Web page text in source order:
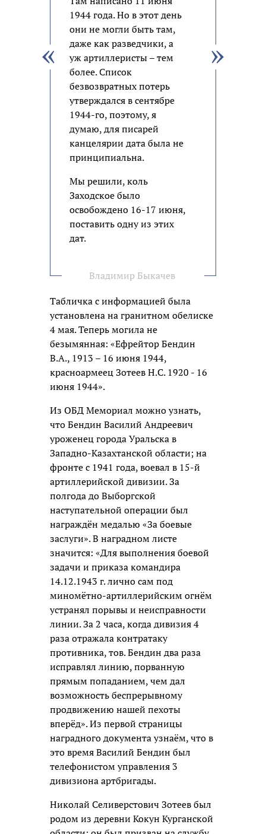
1944 года. Но в этот день
они не могли быть там,
даже как разведчики, а
уж артиллеристы – тем
более. Список
безвозвратных потерь
утверждался в сентябре
1944-го, поэтому, я
думаю, для писарей
канцелярии дата была не
принципиальна.
Мы решили, коль
Заходское было
освобождено 16-17 июня,
поставить одну из этих
дат.
Владимир Быкачев
Табличка с информацией была
установлена на гранитном обелиске
4 мая. Теперь могила не
безымянная: «Ефрейтор Бендин
В.А., 1913 – 16 июня 1944,
красноармеец Зотеев Н.С. 1920 - 16
июня 1944».
Из ОБД Мемориал можно узнать,
что Бендин Василий Андреевич
уроженец города Уральска в
Западно-Казахтанской области; на
фронте с 1941 года, воевал в 15-й
артиллерийской дивизии. За
полгода до Выборгской
наступательной операции был
награждён медалью «За боевые
заслуги». В наградном листе
значится: «Для выполнения боевой
задачи и приказа командира
14.12.1943 г. лично сам под
миномётно-артиллерийским огнём
устранял порывы и неисправности
линии. За 2 часа, когда дивизия 4
раза отражала контратаку
противника, тов. Бендин два раза
исправлял линию, порванную
прямым попаданием, чем дал
возможность беспрерывному
продвижению нашей пехоты
вперёд». Из первой страницы
наградного документа узнаём, что в
это время Василий Бендин был
телефонистом управления 3
дивизиона артбригады.
Николай Селиверстович Зотеев был
родом из деревни Кокун Курганской